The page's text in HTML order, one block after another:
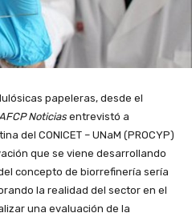
papeleras, desde el
Noticiasentrevistó a
del CONICET – UNaM (PROCYP)
que se viene desarrollando
concepto de biorrefinería sería
la realidad del sector en el
una evaluación de la